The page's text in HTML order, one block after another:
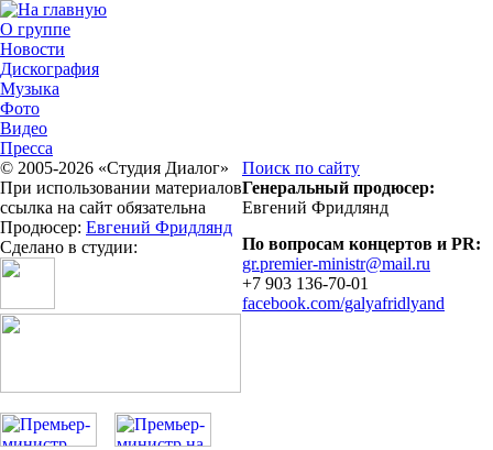
О группе
Новости
Дискография
Музыка
Фото
Видео
Пресса
© 2005-2026 «Студия Диалог»
При использовании материалов
ссылка на сайт обязательна
Продюсер: Евгений Фридлянд
Сделано в студии:
Поиск по сайту
Генеральный продюсер:
Евгений Фридлянд
По вопросам концертов и PR:
gr.premier-ministr@mail.ru
+7 903 136-70-01
facebook.com/galyafridlyand